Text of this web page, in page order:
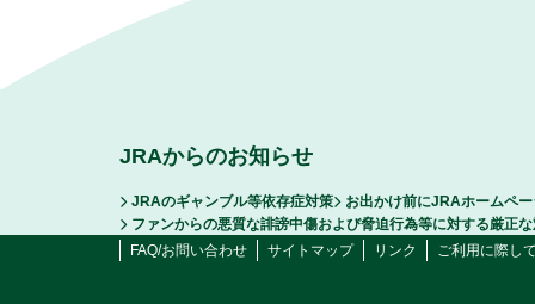
JRAからのお知らせ
JRAのギャンブル等依存症対策
お出かけ前にJRAホームペ
ファンからの悪質な誹謗中傷および脅迫行為等に対する厳正
FAQ/お問い合わせ
サイトマップ リンク ご利用に際し